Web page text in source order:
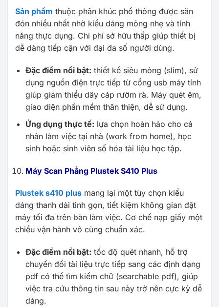
Sản phẩm thuộc phân khúc phổ thông được săn
đón nhiều nhất nhờ kiểu dáng mỏng nhẹ và tính
năng thực dụng. Chi phí sở hữu thấp giúp thiết bị
dễ dàng tiếp cận với đại đa số người dùng.
Đặc điểm nổi bật: thiết kế siêu mỏng (slim), sử
dụng nguồn điện trực tiếp từ cổng usb máy tính
giúp giảm thiểu dây cáp rườm rà. Máy quét êm,
giao diện phần mềm thân thiện, dễ sử dụng.
Ứng dụng thực tế: lựa chọn hoàn hảo cho cá
nhân làm việc tại nhà (work from home), học
sinh hoặc sinh viên số hóa tài liệu học tập.
Máy Scan Phẳng Plustek S410 Plus
Plustek s410 plus mang lại một tùy chọn kiểu
dáng thanh dài tinh gọn, tiết kiệm không gian đặt
máy tối đa trên bàn làm việc. Cơ chế nạp giấy một
chiều vận hành vô cùng chuẩn xác.
Đặc điểm nổi bật: tốc độ quét nhanh, hỗ trợ
chuyển đổi tài liệu trực tiếp sang các định dạng
pdf có thể tìm kiếm chữ (searchable pdf), giúp
việc tra cứu thông tin sau này trở nên cực kỳ dễ
dàng.